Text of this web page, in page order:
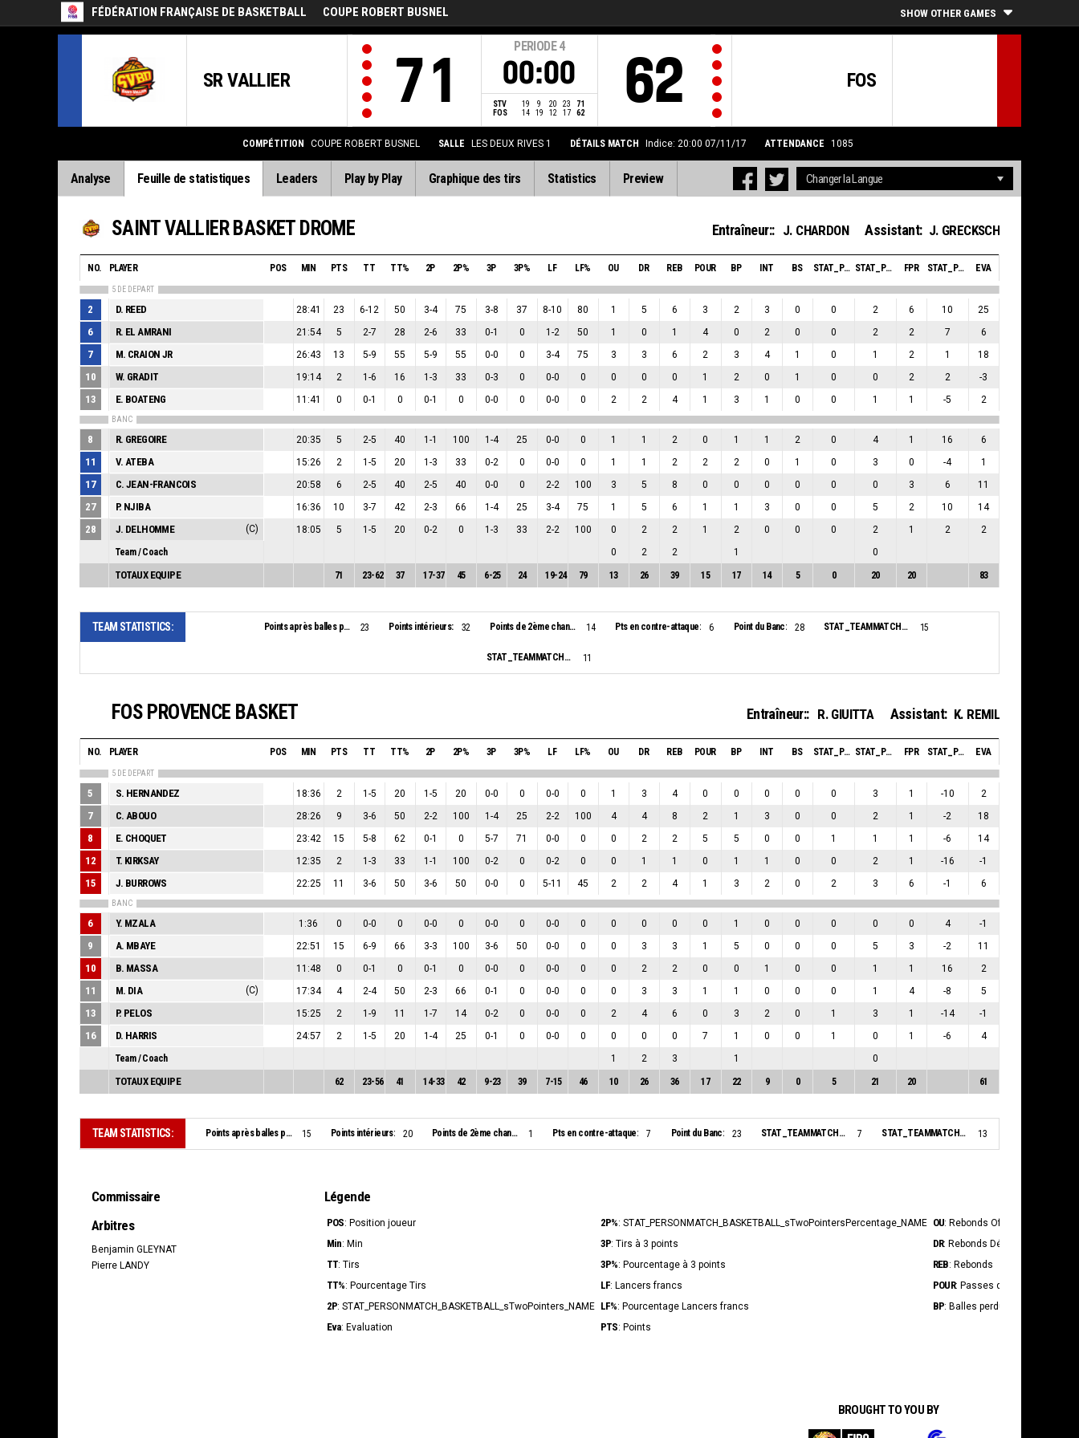
FÉDÉRATION FRANÇAISE DE BASKETBALL COUPE ROBERT BUSNEL SHOW OTHER GAMES
SR VALLIER 71
PERIODE 4
00:00
STV 19 9 20 23
71
FOS
14 19 12 17 62
FOS
62
COMPÉTITION COUPE ROBERT BUSNEL SALLE LES DEUX RIVES 1 DÉTAILS MATCH Indice: 20:00 07/11/17 ATTENDANCE 1085
Analyse Feuille de statistiques Leaders Play by Play Graphique des tirs Statistics Preview
SAINT VALLIER BASKET DROME Entraîneur:: J. CHARDON Assistant: J. GRECKSCH
NO. PLAYER POS MIN PTS TT TT% 2P 2P% 3P 3P% LF LF% OU DR REB POUR BP INT BS STAT_PERSONMATCH_BASKETBALL_SBLOCKSRECEIVED_ABBREV STAT_PERSONMATCH_BASKETBALL_SFOULSPERSONAL_ABBREV FPR STAT_PERSONMATCH_BASKETBALL_SPLUSMINUSPOINTS_ABBREV EVA
5 DE DEPART
2 D. REED 28:41 23 6-12 50 3-4 75 3-8 37 8-10 80 1 5 6 3 2 3 0 0 2 6 10 25
6 R. EL AMRANI 21:54 5 2-7 28 2-6 33 0-1 0 1 -2 50 1 0 1 4 0 2 0 0 2 2 7 6
7 M. CRAION JR 26:43 13 5-9 55 5-9 55 0-0 0 3-4 75 3 3 6 2 3 4 1 0 1 2 1 18
10 W. GRADIT 19:14 2 1 -6 16 1 -3 33 0-3 0 0-0 0 0 0 0 1 2 0 1 0 0 2 2 -3
13 E. BOATENG 11:41 0 0-1 0 0-1 0 0-0 0 0-0 0 2 2 4 1 3 1 0 0 1 1 -5 2
BANC
8 R. GREGOIRE 20:35 5 2-5 40 1 -1 100 1 -4 25 0-0 0 1 1 2 0 1 1 2 0 4 1 16 6
11 V. ATEBA 15:26 2 1 -5 20 1 -3 33 0-2 0 0-0 0 1 1 2 2 2 0 1 0 3 0 -4 1
17 C. JEAN-FRANCOIS 20:58 6 2-5 40 2-5 40 0-0 0 2-2 100 3 5 8 0 0 0 0 0 0 3 6 11
27 P. NJIBA 16:36 10 3-7 42 2-3 66 1 -4 25 3-4 75 1 5 6 1 1 3 0 0 5 2 10 14
28 J. DELHOMME (C) 18:05 5 1 -5 20 0-2 0 1 -3 33 2-2 100 0 2 2 1 2 0 0 0 2 1 2
2
Team / Coach
0 2 2 1 0
TOTAUX EQUIPE 71 23-62 37 17-37 45 6-25 24 19-24 79 13 26 39 15 17 14 5 0 20 20 83
TEAM STATISTICS: Points après balles perdues: 23 Points intérieurs: 32 Points de 2ème chance: 14 Pts en contre-attaque: 6 Point du Banc: 28 STAT_TEAMMATCH_BASKETBALL_sBiggestLead_NAME: 15
STAT_TEAMMATCH_BASKETBALL_sBiggestScoringRun_NAME: 11
FOS PROVENCE BASKET Entraîneur:: R. GIUITTA Assistant: K. REMIL
NO. PLAYER POS MIN PTS TT TT% 2P 2P% 3P 3P% LF LF% OU DR REB POUR BP INT BS STAT_PERSONMATCH_BASKETBALL_SBLOCKSRECEIVED_ABBREV STAT_PERSONMATCH_BASKETBALL_SFOULSPERSONAL_ABBREV FPR STAT_PERSONMATCH_BASKETBALL_SPLUSMINUSPOINTS_ABBREV EVA
5 DE DEPART
5 S. HERNANDEZ 18:36 2 1 -5 20 1 -5 20 0-0 0 0-0 0 1 3 4 0 0 0 0 0 3 1 -10 2
7 C. ABOUO 28:26 9 3-6 50 2-2 100 1 -4 25 2-2 100 4 4 8 2 1 3 0 0 2 1 -2 18
8 E. CHOQUET 23:42 15 5-8 62 0-1 0 5-7 71 0-0 0 0 2 2 5 5 0 0 1 1 1 -6 14
12 T. KIRKSAY 12:35 2 1 -3 33 1 -1 100 0-2 0 0-2 0 0 1 1 0 1 1 0 0 2 1 -16 -1
15 J. BURROWS 22:25 11 3-6 50 3-6 50 0-0 0 5-11 45 2 2 4 1 3 2 0 2 3 6 -1 6
BANC
6 Y. MZALA 1:36 0 0-0 0 0-0 0 0-0 0 0-0 0 0 0 0 0 1 0 0 0 0 0 4 -1
9 A. MBAYE 22:51 15 6-9 66 3-3 100 3-6 50 0-0 0 0 3 3 1 5 0 0 0 5 3 -2 11
10 B. MASSA 11:48 0 0-1 0 0-1 0 0-0 0 0-0 0 0 2 2 0 0 1 0 0 1 1 16 2
11 M. DIA (C) 17:34 4 2-4 50 2-3 66 0-1 0 0-0 0 0 3 3 1 1 0 0 0 1 4 -8 5
13 P. PELOS 15:25 2 1 -9 11 1 -7 14 0-2 0 0-0 0 2 4 6 0 3 2 0 1 3 1 -14 -1
16 D. HARRIS 24:57 2 1 -5 20 1 -4 25 0-1 0 0-0 0 0 0 0 7 1 0 0 1 0 1 -6
4
Team / Coach
1 2 3 1 0
TOTAUX EQUIPE 62 23-56 41 14-33 42 9-23 39 7-15 46 10 26 36 17 22 9 0 5 21 20 61
TEAM STATISTICS: Points après balles perdues: 15 Points intérieurs: 20 Points de 2ème chance: 1 Pts en contre-attaque: 7 Point du Banc: 23 STAT_TEAMMATCH_BASKETBALL_sBiggestLead_NAME: 7 STAT_TEAMMATCH_BASKETBALL_sBiggestScoringRun_NAME: 13
Commissaire
Arbitres
Benjamin GLEYNAT
Pierre LANDY
Légende
POS: Position joueur 2P%: STAT_PERSONMATCH_BASKETBALL_sTwoPointersPercentage_NAME OU: Rebonds Offensif
Min: Min 3P: Tirs à 3 points DR: Rebonds Défensif
TT: Tirs 3P%: Pourcentage à 3 points REB: Rebonds
TT%: Pourcentage Tirs LF: Lancers francs POUR: Passes décisives
2P: STAT_PERSONMATCH_BASKETBALL_sTwoPointers_NAME LF%: Pourcentage Lancers francs BP: Balles perdues
Eva: Evaluation PTS: Points
BROUGHT TO YOU BY